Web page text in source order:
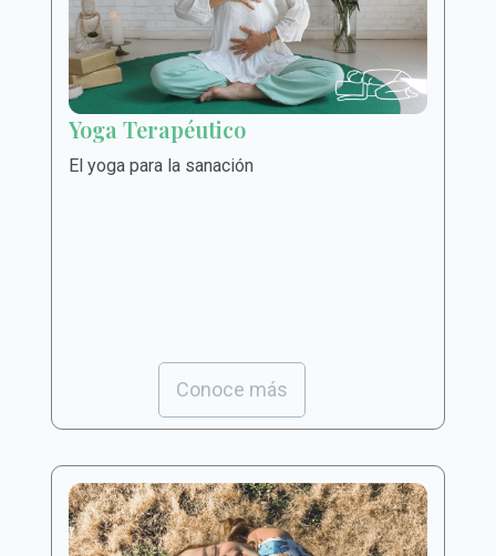
Yoga Terapéutico
El yoga para la sanación
Conoce más